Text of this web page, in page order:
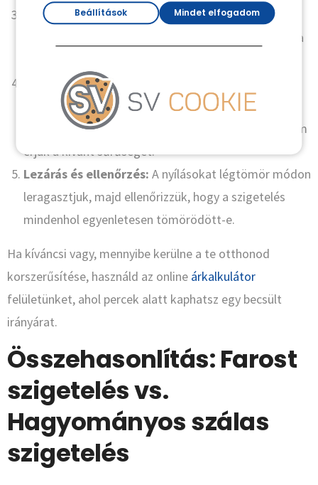
Befúvó nyílások készítése:A fólián apró
metszéseket ejtünk, ahol a befúvócső bevezethető a
A hőszigetelő anyag befújása:
teljesítményű gép segítségével, szabályozott
nyomáson juttatjuk be a farost szálakat, amíg el nem
érjük a kívánt sűrűséget.
Lezárás és ellenőrzés: A nyílásokat légtömör módon
leragasztjuk, majd ellenőrizzük, hogy a szigetelés
mindenhol egyenletesen tömörödött-e.
Ha kíváncsi vagy, mennyibe kerülne a te otthonod
korszerűsítése, használd az online árkalkulátor
felületünket, ahol percek alatt kaphatsz egy becsült
irányárat.
Összehasonlítás: Farost
szigetelés vs.
Hagyományos szálas
szigetelés
Beállítások Mindet elfogadom